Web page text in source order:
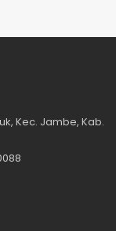
Kec. Jambe, Kab.